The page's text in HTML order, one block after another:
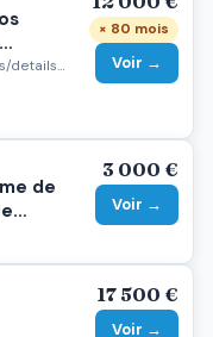
🌐 play.google.com/store/apps/details?id=com.pronox.apk
× 80 mois
Voir →
de
et
3 000 €
Voir →
17 500 €
Voir →